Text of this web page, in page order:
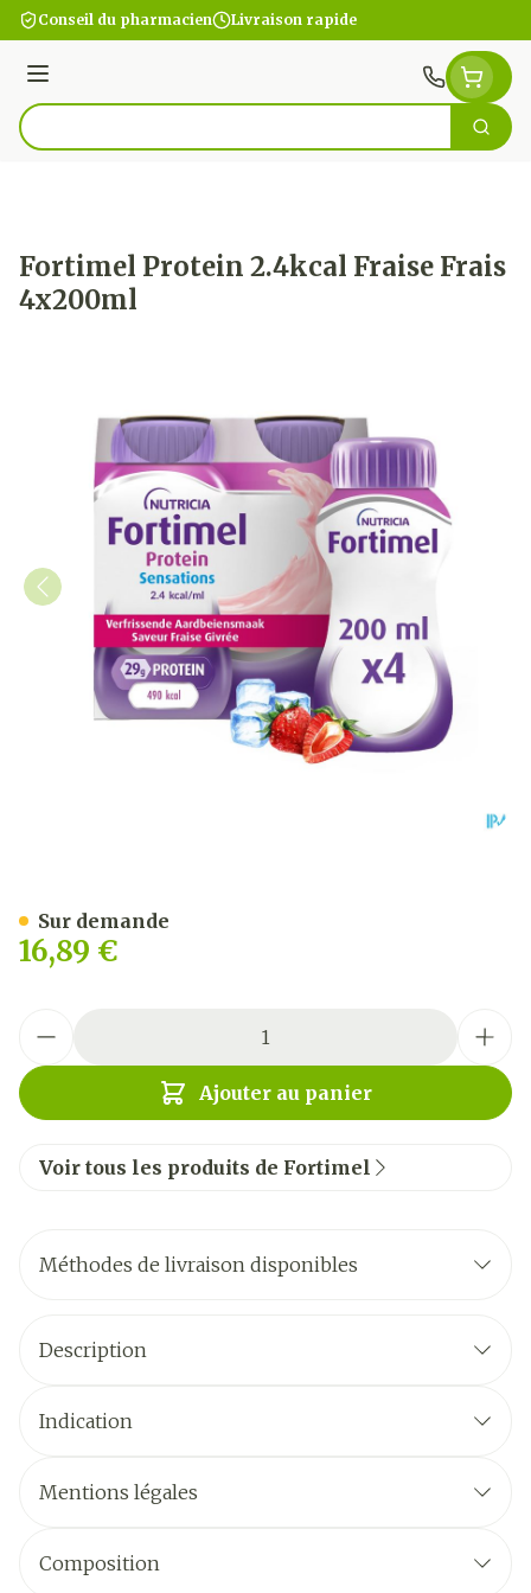
Aller au contenu
Conseil du pharmacien Livraison rapide
Menu
Rechercher
Fortimel Protein 2.4kcal Fraise Frais
4x200ml
16,89 €
Ajouter au panier
Sur demande
Voir tous les produits de Fortimel
Méthodes de livraison disponibles
Description
Indication
Mentions légales
Composition